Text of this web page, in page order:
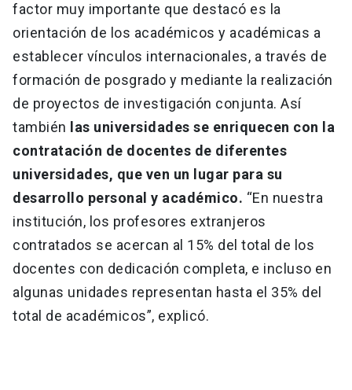
factor muy importante que destacó es la
orientación de los académicos y académicas a
establecer vínculos internacionales, a través de
formación de posgrado y mediante la realización
de proyectos de investigación conjunta. Así
también las universidades se enriquecen con la
contratación de docentes de diferentes
universidades, que ven un lugar para su
desarrollo personal y académico. “En nuestra
institución, los profesores extranjeros
contratados se acercan al 15% del total de los
docentes con dedicación completa, e incluso en
algunas unidades representan hasta el 35% del
total de académicos”, explicó.